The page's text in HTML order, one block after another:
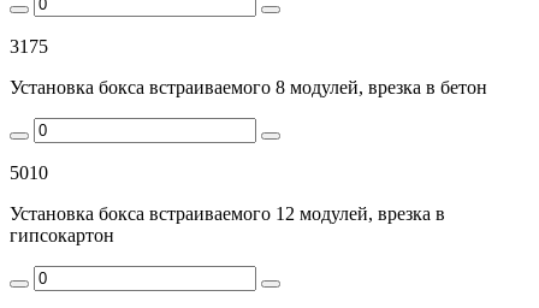
3175
Установка бокса встраиваемого 8 модулей, врезка в бетон
5010
Установка бокса встраиваемого 12 модулей, врезка в
гипсокартон